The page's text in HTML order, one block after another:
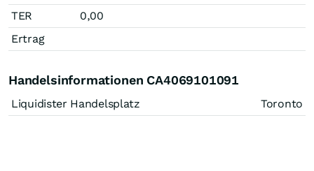
TER
0,00
Ertrag
Handelsinformationen CA4069101091
Liquidister Handelsplatz Toronto